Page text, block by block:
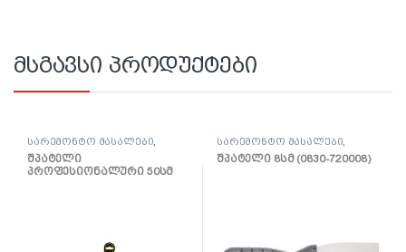
მსგავსი პროდუქტები
სარემონტო მასალები
შპატელი, საპრიალებელი,
ქაფჩა
შპატელი
პროფესიონალური 50სმ
სარემონტო მასალები
შპატელი, საპრიალებელი,
ქაფჩა
შპატელი 8სმ (0830-720008)